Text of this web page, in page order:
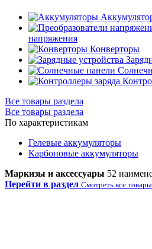
напряжения
Конверторы
Все товары раздела
Все товары раздела
По характеристикам
Гелевые аккумуляторы
Карбоновые аккумуляторы
Маркизы и аксессуары 52
Перейти в раздел Смотреть все